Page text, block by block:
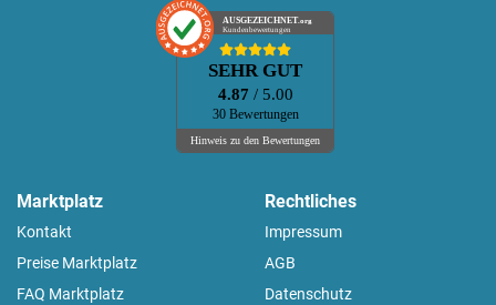
AUSGEZEICHNET.org
Kundenbewertungen
SEHR GUT
4.87 / 5.00
30 Bewertungen
Hinweis zu den Bewertungen
Marktplatz
Kontakt
Preise Marktplatz
FAQ Marktplatz
Rechtliches
Impressum
AGB
Datenschutz